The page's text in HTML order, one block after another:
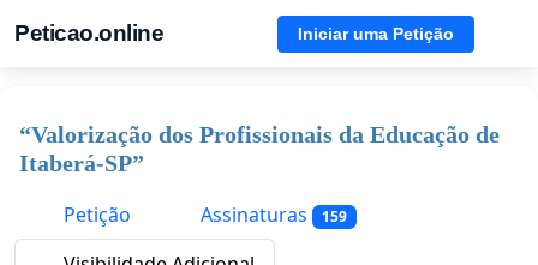
Peticao.online Iniciar uma Petição
“Valorização dos Profissionais da Educação de
Itaberá-SP”
Petição
Assinaturas 159